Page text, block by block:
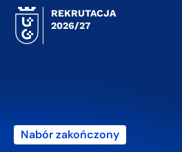
REKRUTACJA
2026/27
Nabór zakończony